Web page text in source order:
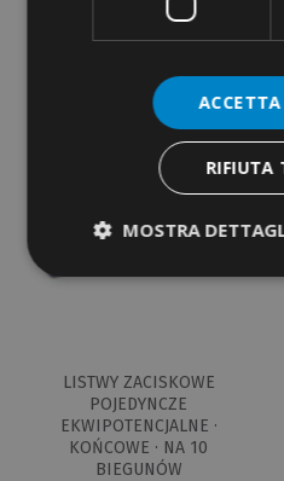
KOŃCÓWKI KABLOWE DO
PRZEWODÓW MIEDZIANYCH
BLACHY · OCZKOWE
LISTWY ZACISKOWE
POJEDYNCZE
EKWIPOTENCJALNE ·
KOŃCOWE · NA 10
BIEGUNÓW
RIFIUTA
MOSTRA